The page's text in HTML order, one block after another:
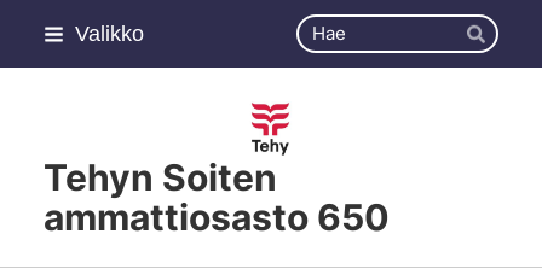
Siirry
sivun
sisältöön
Valikko Haku
Hae
Tehyn Soiten
ammattiosasto 650